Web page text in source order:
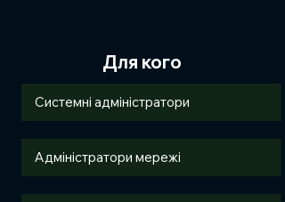
Для кого
Системні адміністратори
Адміністратори мережі